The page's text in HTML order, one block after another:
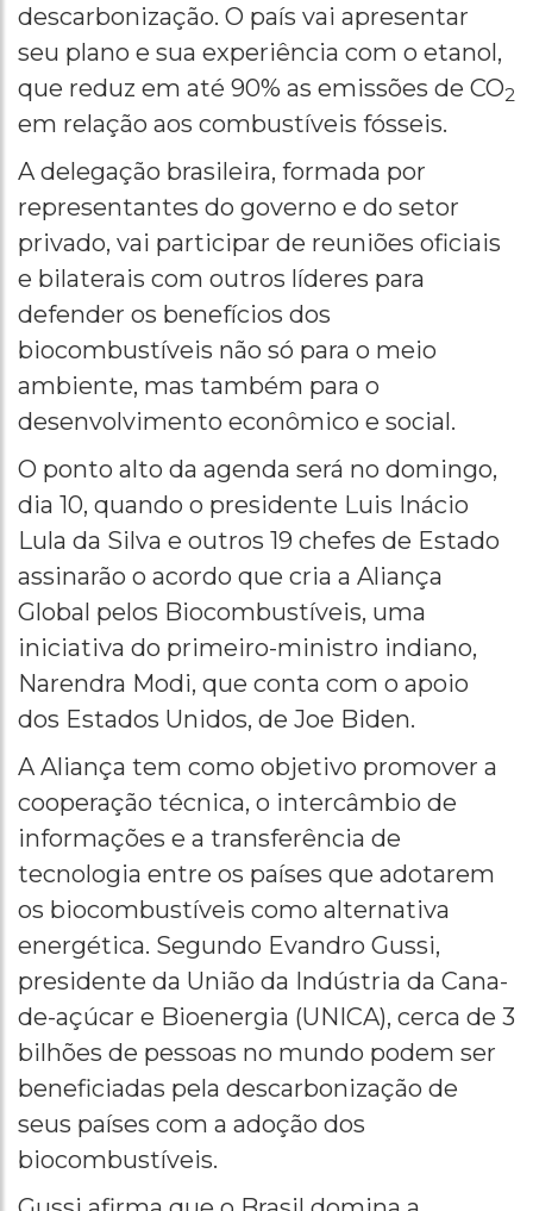
descarbonização. O país vai apresentar
seu plano e sua experiência com o etanol,
que reduz em até 90% as emissões de CO2
em relação aos combustíveis fósseis.
A delegação brasileira, formada por
representantes do governo e do setor
privado, vai participar de reuniões oficiais
e bilaterais com outros líderes para
defender os benefícios dos
biocombustíveis não só para o meio
ambiente, mas também para o
desenvolvimento econômico e social.
O ponto alto da agenda será no domingo,
dia 10, quando o presidente Luis Inácio
Lula da Silva e outros 19 chefes de Estado
assinarão o acordo que cria a Aliança
Global pelos Biocombustíveis, uma
iniciativa do primeiro-ministro indiano,
Narendra Modi, que conta com o apoio
dos Estados Unidos, de Joe Biden.
A Aliança tem como objetivo promover a
cooperação técnica, o intercâmbio de
informações e a transferência de
tecnologia entre os países que adotarem
os biocombustíveis como alternativa
energética. Segundo Evandro Gussi,
presidente da União da Indústria da Cana-
de-açúcar e Bioenergia (UNICA), cerca de 3
bilhões de pessoas no mundo podem ser
beneficiadas pela descarbonização de
seus países com a adoção dos
biocombustíveis.